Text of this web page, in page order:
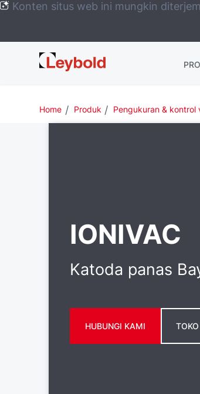
Konten situs web ini mungkin
Leybold
Global
Home Produk Pengukuran & kontrol
IONIVAC
Katoda panas
HUBUNGI KAMI